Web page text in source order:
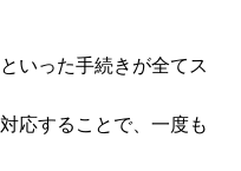
いった手続きが全てス
応することで、一度も